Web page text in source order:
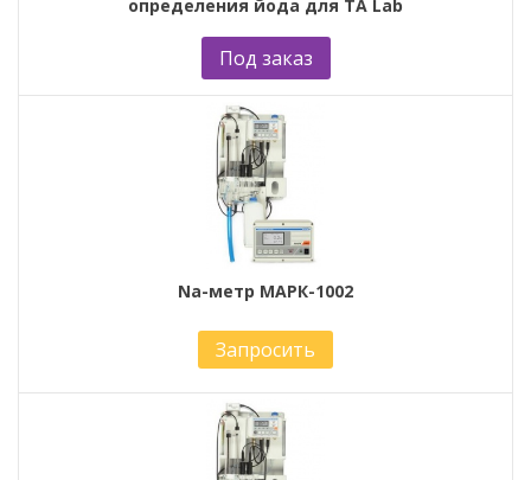
определения йода для ТА Lab
Под заказ
Na-метр МАРК-1002
Запросить